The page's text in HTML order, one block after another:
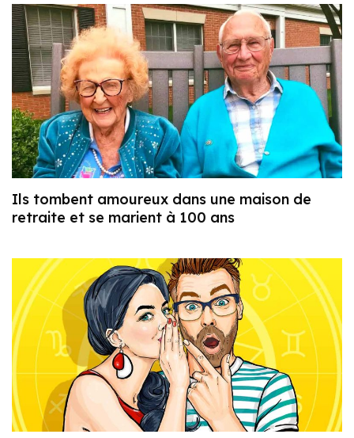
Ils tombent amoureux dans une maison de
retraite et se marient à 100 ans